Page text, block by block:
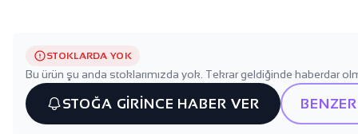
STOKLARDA YOK
Bu ürün şu anda stoklarımızda yok. Tekrar geldiğinde haberdar
STOĞA GİRİNCE HABER VER